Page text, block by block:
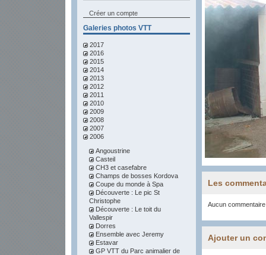
Créer un compte
Galeries photos VTT
2017
2016
2015
2014
2013
2012
2011
2010
2009
2008
2007
2006
Angoustrine
Casteil
CH3 et casefabre
Champs de bosses Kordova
Coupe du monde à Spa
Découverte : Le pic St
Christophe
Découverte : Le toit du
Vallespir
Dorres
Ensemble avec Jeremy
Estavar
GP VTT du Parc animalier de
Les
Aucun
Ajouter un